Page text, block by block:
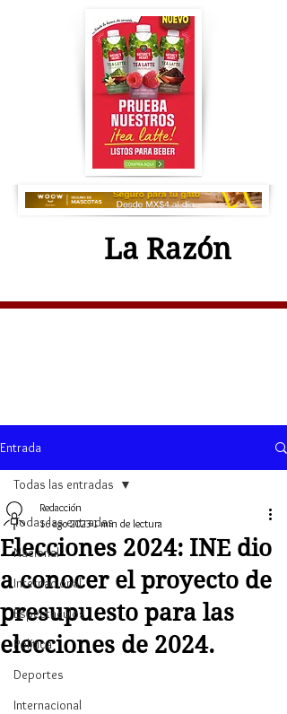
La Razón
Entrada
Todas las entradas
Nacional
Internacional
Espectaculos
Política
Deportes
Internacional
Todas las entradas
Elecciones 2024: INE dio
a conocer el proyecto de
presupuesto para las
elecciones de 2024.
Redacción
16 ago 20231 min de lectura